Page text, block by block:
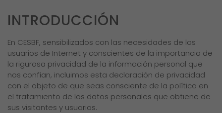
INTRODUCCIÓN
En CESBF, sensibilizados con las necesidades de los
usuarios de Internet y conscientes de la importancia de
la rigurosa privacidad de la información personal que
nos confían, incluimos esta declaración de privacidad
con el objeto de que seas consciente de la política en
el tratamiento de los datos personales que obtiene de
sus visitantes y usuarios.